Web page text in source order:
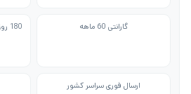
گارانتی 60 ماهه 180 روز عودت در صورت غیراصل بودن
ارسال فوری سراسر کشور